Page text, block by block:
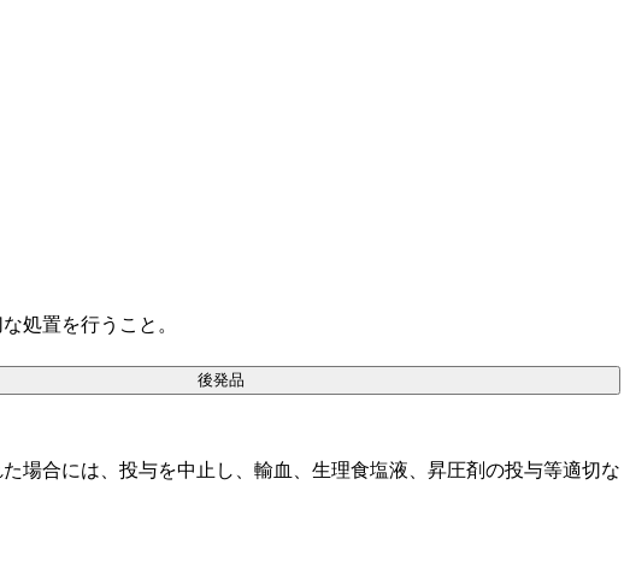
処置を行うこと。
合には、投与を中止し、輸血、生理食塩液、昇圧剤の投与等適切な
後発品